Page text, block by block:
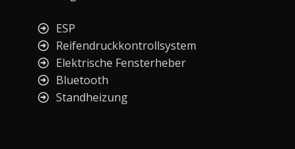
ESP
Reifendruckkontrollsystem
Elektrische Fensterheber
Bluetooth
Standheizung